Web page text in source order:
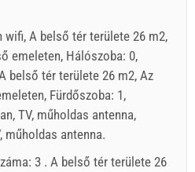
4. - 2026. dec. 31. / - 10 %
(01.07. - 31.08):
Vendégregisztráció (01.01 -
(once - által _person)
wifi, A belső tér területe 26 m2,
emeleten, Hálószoba: 0,
belső tér területe 26 m2, Az
Fürdőszoba: 1,
TV, műholdas antenna,
műholdas antenna.
3 . A belső tér területe 26